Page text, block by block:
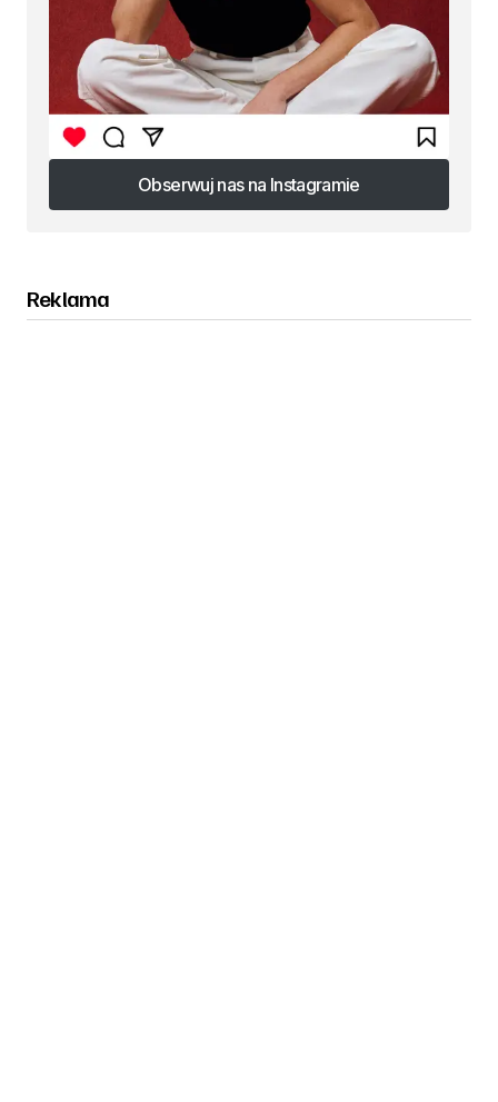
Obserwuj nas na Instagramie
Obserwuj nas na Instagramie
Reklama